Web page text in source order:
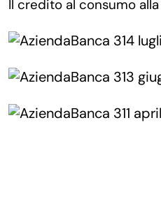
Il credito al consumo